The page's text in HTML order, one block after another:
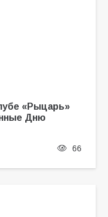
«Рыцарь»
Дню
66